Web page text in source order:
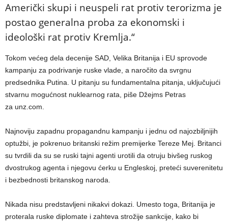
Američki skupi i neuspeli rat protiv terorizma je
postao generalna proba za ekonomski i
ideološki rat protiv Kremlja.“
Tokom većeg dela decenije SAD, Velika Britanija i EU sprovode
kampanju za podrivanje ruske vlade, a naročito da svrgnu
predsednika Putina. U pitanju su fundamentalna pitanja, uključujući
stvarnu mogućnost nuklearnog rata, piše Džejms Petras
za unz.com.
Najnoviju zapadnu propagandnu kampanju i jednu od najozbiljnijih
optužbi, je pokrenuo britanski režim premijerke Tereze Mej. Britanci
su tvrdili da su se ruski tajni agenti urotili da otruju bivšeg ruskog
dvostrukog agenta i njegovu ćerku u Engleskoj, preteći suverenitetu
i bezbednosti britanskog naroda.
Nikada nisu predstavljeni nikakvi dokazi. Umesto toga, Britanija je
proterala ruske diplomate i zahteva strožije sankcije, kako bi